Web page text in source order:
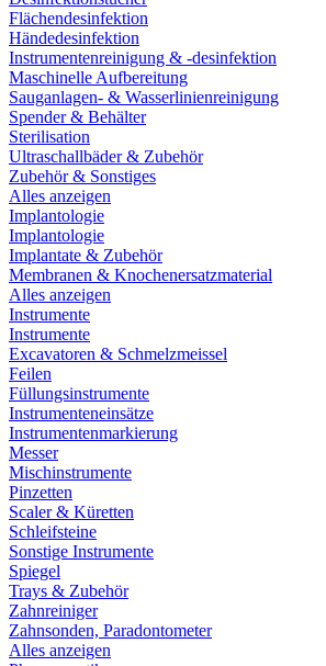
Flächendesinfektion
Händedesinfektion
Instrumentenreinigung & -desinfektion
Maschinelle Aufbereitung
Sauganlagen- & Wasserlinienreinigung
Spender & Behälter
Sterilisation
Ultraschallbäder & Zubehör
Zubehör & Sonstiges
Alles anzeigen
Implantologie
Implantologie
Implantate & Zubehör
Membranen & Knochenersatzmaterial
Alles anzeigen
Instrumente
Instrumente
Excavatoren & Schmelzmeissel
Feilen
Füllungsinstrumente
Instrumenteneinsätze
Instrumentenmarkierung
Messer
Mischinstrumente
Pinzetten
Scaler & Küretten
Schleifsteine
Sonstige Instrumente
Spiegel
Trays & Zubehör
Zahnreiniger
Zahnsonden, Paradontometer
Alles anzeigen